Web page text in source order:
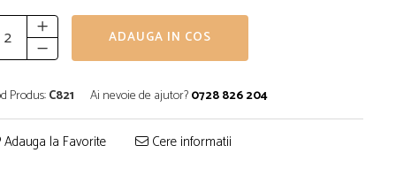
ADAUGA IN COS
Produs:C821 Ai nevoie de ajutor?0728 826 204
Adauga la Favorite Cere informatii